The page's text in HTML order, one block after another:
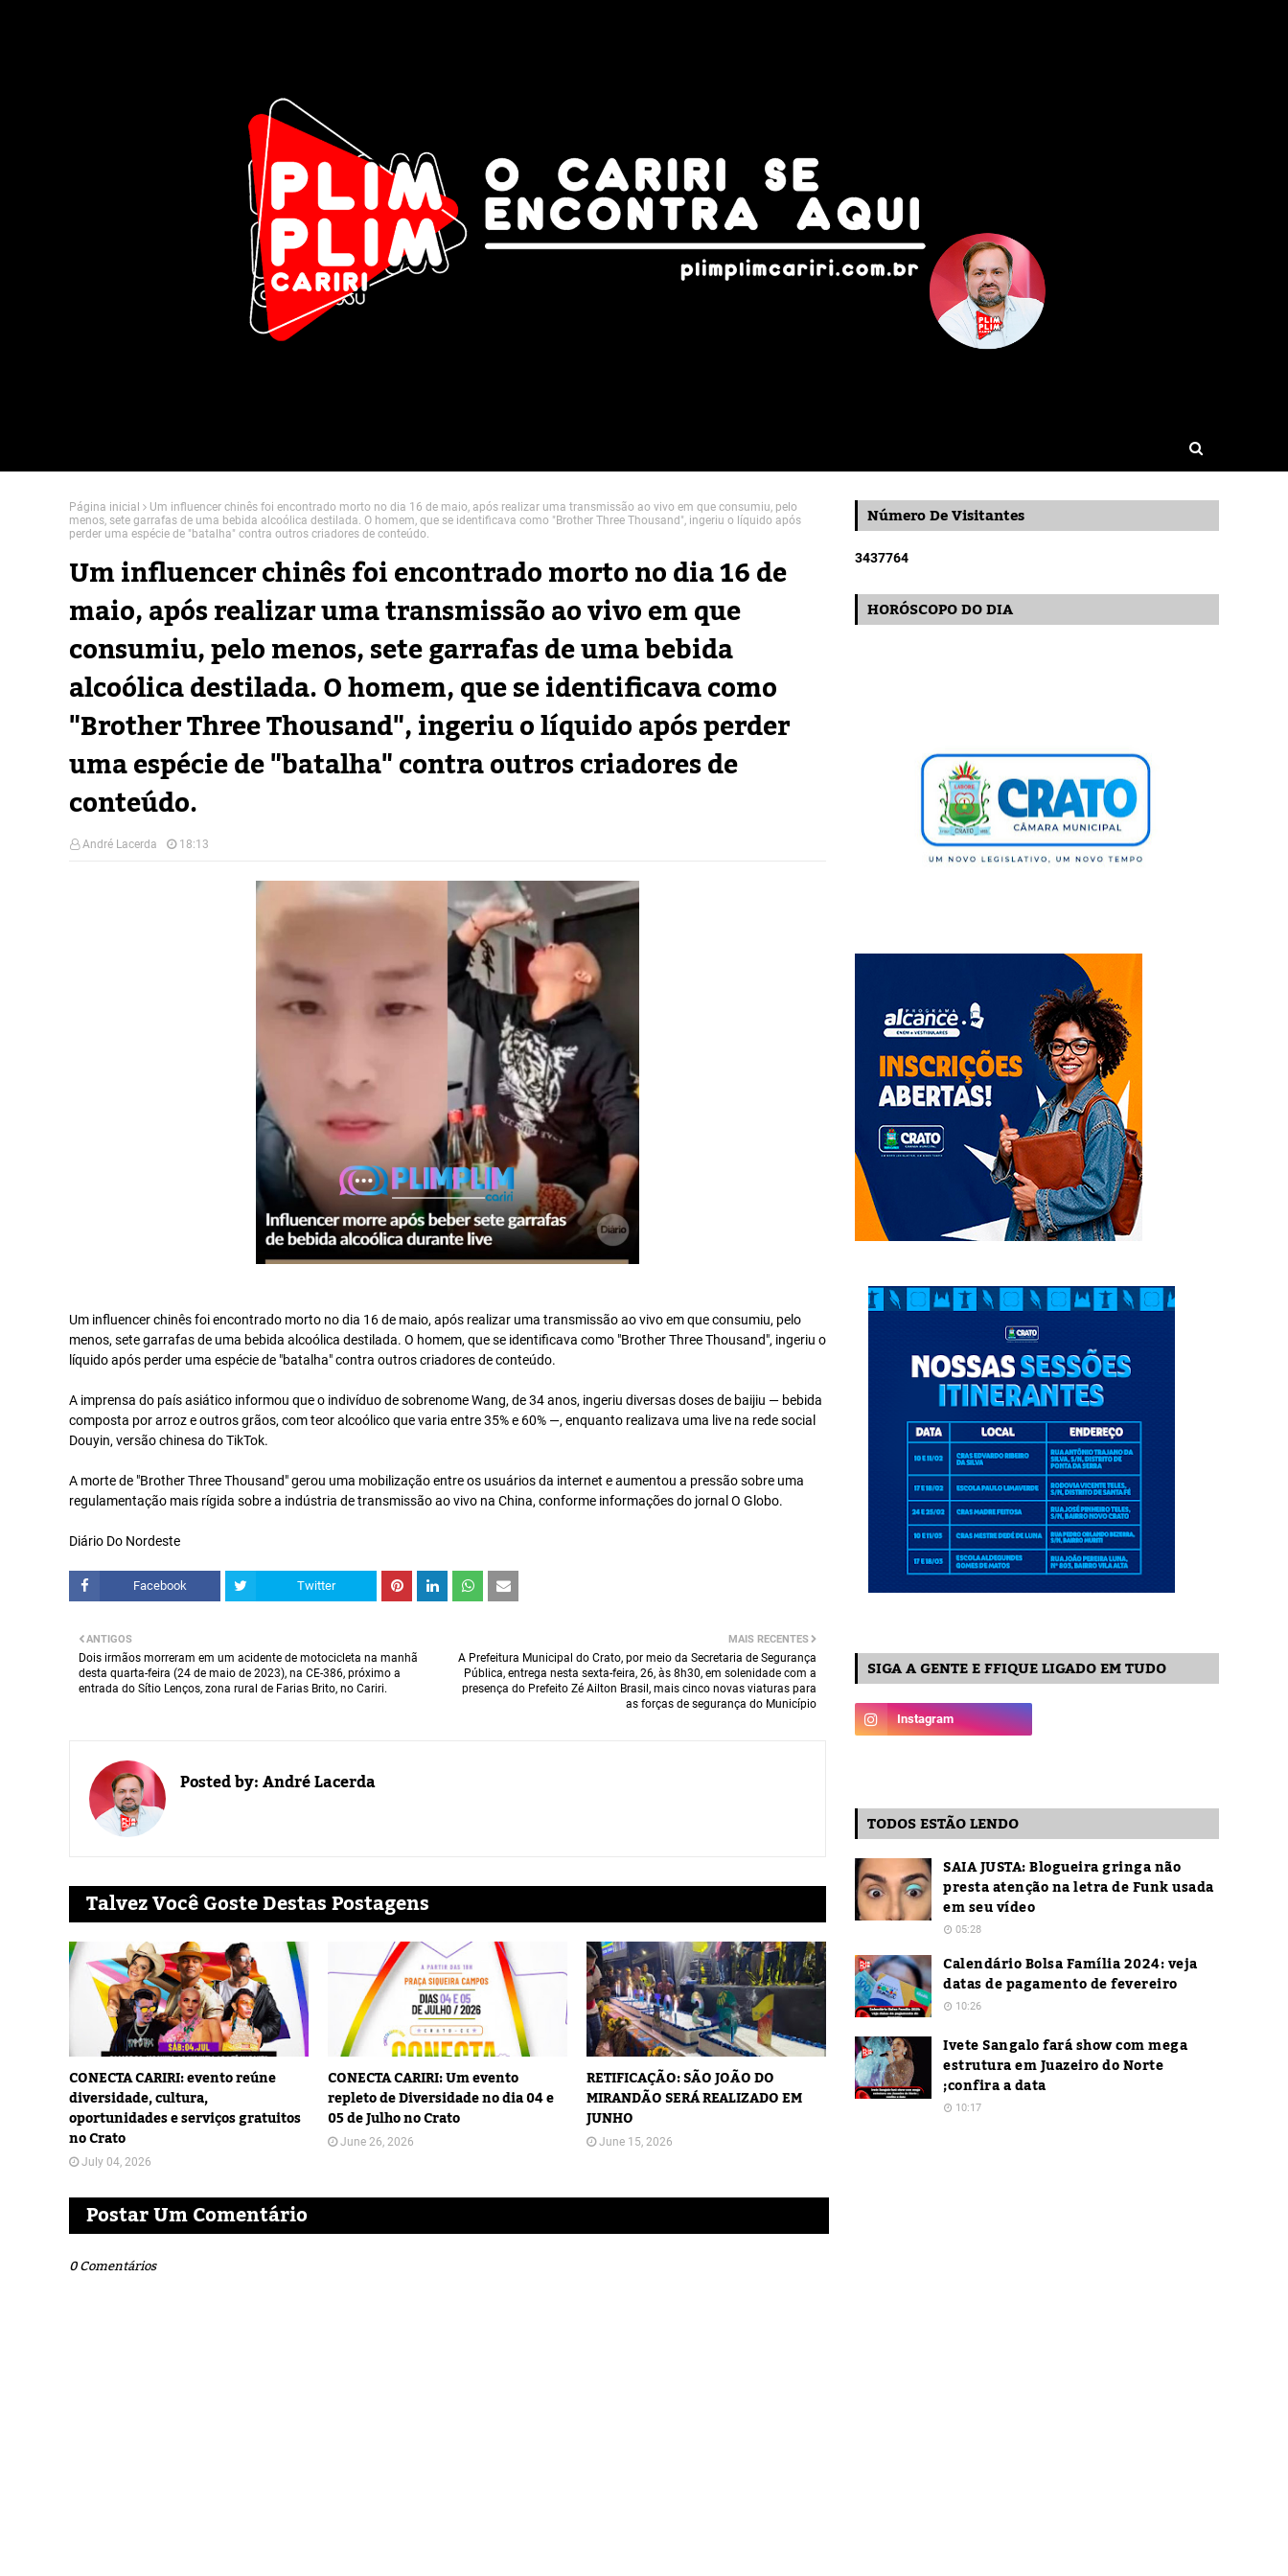
Página inicial
Um influencer chinês foi encontrado morto no dia 16 de maio, após realizar uma transmissão ao vivo em que consumiu, pelo
menos, sete garrafas de uma bebida alcoólica destilada. O homem, que se identificava como "Brother Three Thousand", ingeriu o líquido após
perder uma espécie de "batalha" contra outros criadores de conteúdo.
Um influencer chinês foi encontrado morto no dia 16 de
maio, após realizar uma transmissão ao vivo em que
consumiu, pelo menos, sete garrafas de uma bebida
alcoólica destilada. O homem, que se identificava como
"Brother Three Thousand", ingeriu o líquido após perder
uma espécie de "batalha" contra outros criadores de
conteúdo.
André Lacerda 18:13
Um influencer chinês foi encontrado morto no dia 16 de maio, após realizar uma transmissão ao vivo em que consumiu, pelo
menos, sete garrafas de uma bebida alcoólica destilada. O homem, que se identificava como "Brother Three Thousand", ingeriu o
líquido após perder uma espécie de "batalha" contra outros criadores de conteúdo.
A imprensa do país asiático informou que o indivíduo de sobrenome Wang, de 34 anos, ingeriu diversas doses de baijiu — bebida
composta por arroz e outros grãos, com teor alcoólico que varia entre 35% e 60% —, enquanto realizava uma live na rede social
Douyin, versão chinesa do TikTok.
A morte de "Brother Three Thousand" gerou uma mobilização entre os usuários da internet e aumentou a pressão sobre uma
regulamentação mais rígida sobre a indústria de transmissão ao vivo na China, conforme informações do jornal O Globo.
Diário Do Nordeste
Facebook Twitter
MAIS RECENTES
A Prefeitura Municipal do Crato, por meio da Secretaria de Segurança
Pública, entrega nesta sexta-feira, 26, às 8h30, em solenidade com a
presença do Prefeito Zé Ailton Brasil, mais cinco novas viaturas para
as forças de segurança do Município
ANTIGOS
Dois irmãos morreram em um acidente de motocicleta na manhã
desta quarta-feira (24 de maio de 2023), na CE-386, próximo a
entrada do Sítio Lenços, zona rural de Farias Brito, no Cariri.
Posted by:André Lacerda
Talvez Você Goste Destas Postagens
CONECTA CARIRI: evento reúne
diversidade, cultura,
oportunidades e serviços gratuitos
no Crato
July 04, 2026
CONECTA CARIRI: Um evento
repleto de Diversidade no dia 04 e
05 de Julho no Crato
June 26, 2026
RETIFICAÇÃO: SÃO JOÃO DO
MIRANDÃO SERÁ REALIZADO EM
JUNHO
June 15, 2026
Postar Um Comentário
0 Comentários
Número De Visitantes
3437764
HORÓSCOPO DO DIA
SIGA A GENTE E FFIQUE LIGADO EM TUDO
TODOS ESTÃO LENDO
SAIA JUSTA: Blogueira gringa não
presta atenção na letra de Funk usada
em seu vídeo
05:28
Calendário Bolsa Família 2024: veja
datas de pagamento de fevereiro
10:26
Ivete Sangalo fará show com mega
estrutura em Juazeiro do Norte
;confira a data
10:17